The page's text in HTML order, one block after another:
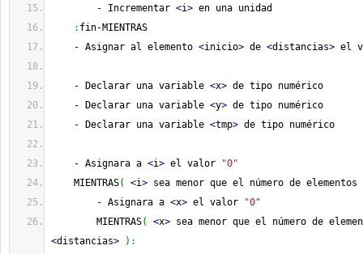
- Incrementar <i> en una unidad
: fin-MIENTRAS
- Asignar al elemento <inicio> de <distancias> el
- Declarar una variable <x> de tipo numérico
- Declarar una variable <y> de tipo numérico
- Declarar una variable <tmp> de tipo numérico
- Asignara a <i> el valor
"0"
MIENTRAS( <i> sea menor que el número de
- Asignara a <x> el valor
"0"
MIENTRAS( <x>
<distancias> ) :